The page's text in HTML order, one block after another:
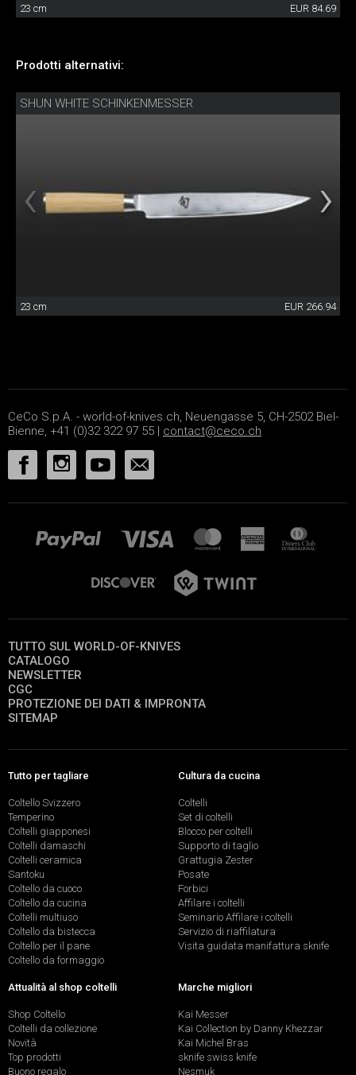
23 cm EUR 84.69
Prodotti alternativi:
SHUN WHITE SCHINKENMESSER
23 cm EUR 266.94
CeCo S.p.A. - world-of-knives.ch, Neuengasse 5, CH-2502 Biel-
Bienne, +41 (0)32 322 97 55 | contact@ceco.ch
TUTTO SUL WORLD-OF-KNIVES
CATALOGO
NEWSLETTER
CGC
PROTEZIONE DEI DATI & IMPRONTA
SITEMAP
Tutto per tagliare
Coltello Svizzero
Temperino
Coltelli giapponesi
Coltelli damaschi
Coltelli ceramica
Santoku
Coltello da cuoco
Coltello da cucina
Coltelli multiuso
Coltello da bistecca
Coltello per il pane
Coltello da formaggio
Cultura da cucina
Coltelli
Set di coltelli
Blocco per coltelli
Supporto di taglio
Grattugia Zester
Posate
Forbici
Affilare i coltelli
Seminario Affilare i coltelli
Servizio di riaffilatura
Visita guidata manifattura sknife
Attualità al shop coltelli
Shop Coltello
Coltelli da collezione
Novità
Top prodotti
Buono regalo
Marche migliori
Kai Messer
Kai Collection by Danny Khezzar
Kai Michel Bras
sknife swiss knife
Nesmuk